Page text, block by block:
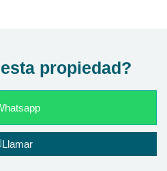
propiedad?
Llamar